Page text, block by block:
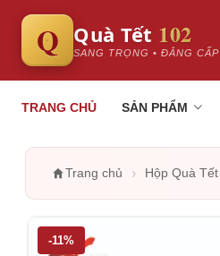
Q Quà Tết 102
SANG TRỌNG • ĐẲNG CẤP
TRANG CHỦ SẢN PHẨM
Trang chủ › Hộp Quà Tết
-11%